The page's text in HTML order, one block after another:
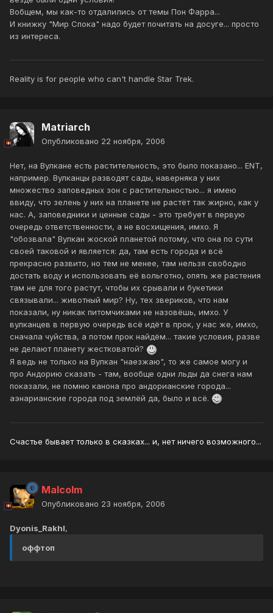
Вобщем, мы как-то отдалились от темы Пон Фарра...
И книжку "Мир Спока" надо будет почитать на досуге... просто
из интереса.
Reality is for people who can't handle Star Trek.
Matriarch
Опубликовано 22 ноября, 2006
Нет, на Вулкане есть растительность, это было показано... ENT,
например. Вулканцы разводят сады, наверняка у них
множество заповедных зон с растительностью... я имею
ввиду, что зелень у них на планете не растёт так жирно, как у
нас. А, заповедники и ценные сады - это требует в первую
очередь ответственности, а не восхищения, имхо. Я
"обозвала" Вулкан жоской планетой потому, что она по сути
своей таковой и является: да, там есть города и всё
прекрасно развито, но тем не менее, там нельзя свободно
достать воду и использовать её вольготно, опять же растения
там не для того растут, чтобы их срывали и букетики
связывали... животный мир? Ну, тех звериков, что нам
показали, ну никак питомчиками не назовёшь, имхо. У
вулканцев в первую очередь всё идёт в прок, у нас же, имхо,
сначала чуйства, а потом прок найдём... такие условия, разве
не делают планету жестковатой?
Я ведь не только на Вулкан "наезжаю", то же самое могу и
про Андорию сказать - там, вообще одни льды да снега нам
показали, не помню канона про андорианские города...
аэнарианские города под землёй да, было и всё.
Счастье бывает только в сказках... и, нет ничего возможного...
Malcolm
Опубликовано 23 ноября, 2006
Dyonis_Rakhl,
оффтоп